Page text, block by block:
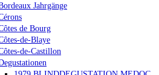
Jahrgänge
de Bourg
de-Blaye
de-Castillon